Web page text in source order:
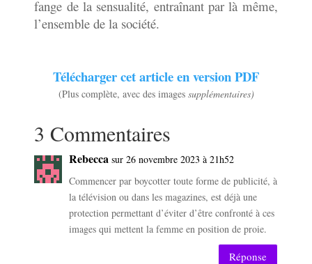
fange de la sensualité, entraînant par là même,
l’ensemble de la société.
Télécharger cet article en version PDF
(Plus complète, avec des images supplémentaires)
3 Commentaires
Rebecca sur 26 novembre 2023 à 21h52
Commencer par boycotter toute forme de publicité, à
la télévision ou dans les magazines, est déjà une
protection permettant d’éviter d’être confronté à ces
images qui mettent la femme en position de proie.
Réponse